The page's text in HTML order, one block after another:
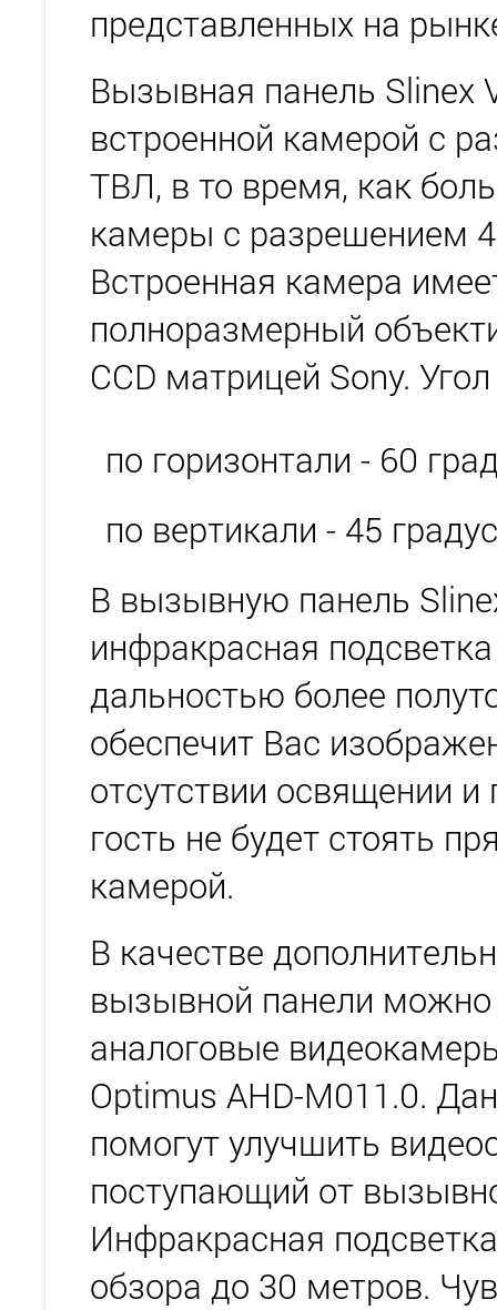
представленных на
Вызывная панель Slinex
встроенной камерой с
ТВЛ, в то время, как
камеры с разрешением
Встроенная камера
полноразмерный
CCD матрицей Sony.
по горизонтали - 60
по вертикали - 45
В вызывную панель
инфракрасная
дальностью более
обеспечит Вас
отсутствии освящении и
гость не будет стоять
камерой.
В качестве
вызывной панели
аналоговые
Optimus AHD-M011.0.
помогут улучшить
поступающий от
Инфракрасная
обзора до 30 метров.